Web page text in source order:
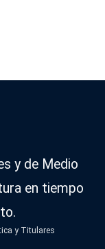
y de Medio
en tiempo
y Titulares